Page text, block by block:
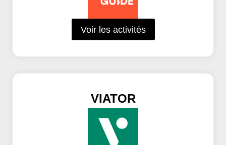
Voir les activités
VIATOR